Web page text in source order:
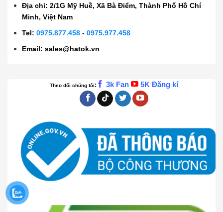
Địa chỉ: 2/1G Mỹ Huề, Xã Bà Điểm, Thành Phố Hồ Chí
Minh, Việt Nam
Tel:0975.877.458 -0975.977.458
Email:sales@hatok.vn
Theo dõi chúng tôi: 3k Fan 5K Đăng kí